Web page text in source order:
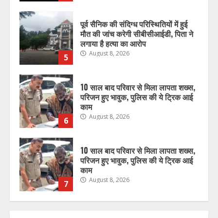
5
पूर्व सैनिक की संदिग्ध परिस्थितियों में हुई
मौत की जांच करेगी सीबीसीआईडी, पिता ने
लगाया है हत्या का आरोप
August 8, 2026
6
10 साल बाद परिवार से मिला लापता शख्स,
परिजन हुए भावुक, पुलिस की ये ट्रिक आई
काम
August 8, 2026
7
10 साल बाद परिवार से मिला लापता शख्स,
परिजन हुए भावुक, पुलिस की ये ट्रिक आई
काम
August 8, 2026